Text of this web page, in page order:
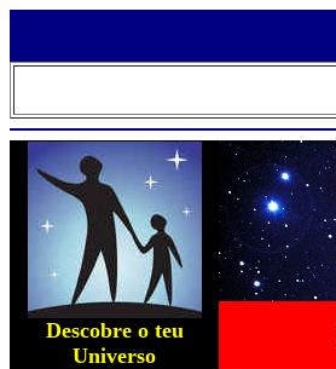
Descobre o teu
Universo